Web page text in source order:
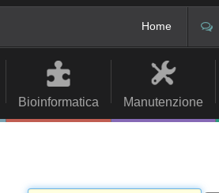
Home
Bioinformatica Manutenzione